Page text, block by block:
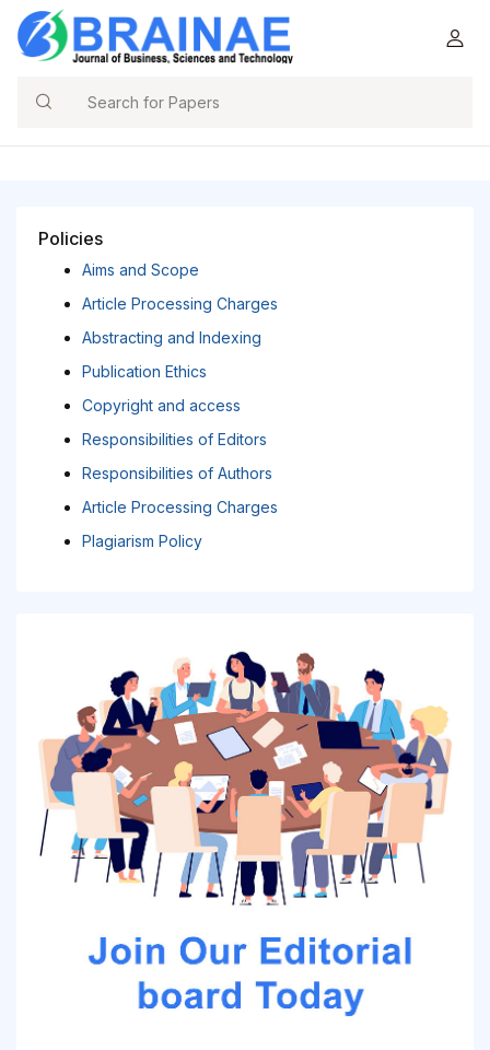
Policies
Aims and Scope
Article Processing Charges
Abstracting and Indexing
Publication Ethics
Copyright and access
Responsibilities of Editors
Responsibilities of Authors
Article Processing Charges
Plagiarism Policy